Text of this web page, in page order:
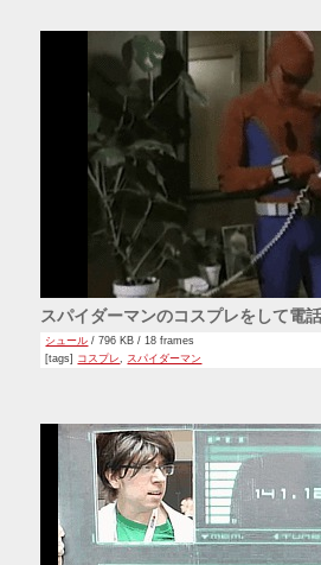
スパイダーマンのコスプレをして電
シュール / 796 KB / 18 frames
[tags] コスプレ スパイダーマン